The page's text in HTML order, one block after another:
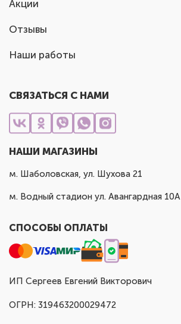
Акции
Отзывы
Наши работы
СВЯЗАТЬСЯ С НАМИ
НАШИ МАГАЗИНЫ
м. Шаболовская, ул. Шухова 21
м. Водный стадион ул. Авангардная 10А
СПОСОБЫ ОПЛАТЫ
ИП Сергеев Евгений Викторович
ОГРН: 319463200029472